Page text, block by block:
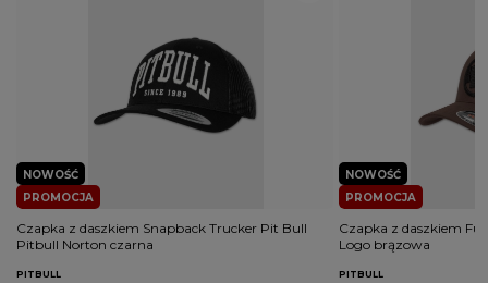
PROMOCJA
NOWOŚĆ
Czapka z daszkiem Snapback Trucker Pit Bull
Pitbull Norton czarna
PITBULL
PROMOCJA
NOWOŚĆ
Czapka z daszkiem
Logo brązowa
PITBULL